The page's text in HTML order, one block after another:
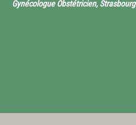
Gynécologue Obstétricien, Strasbourg